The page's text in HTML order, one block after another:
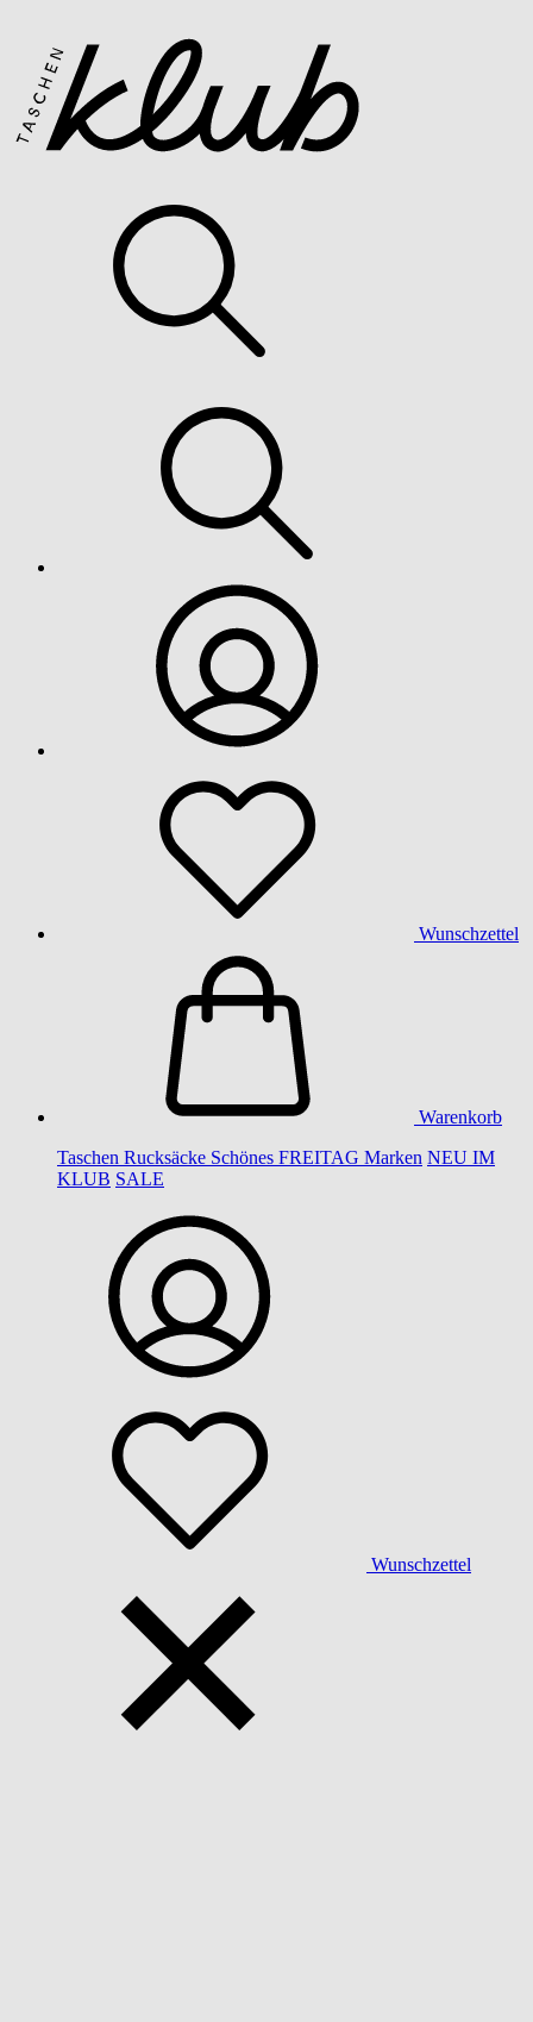
Wunschzettel
Warenkorb
Taschen Rucksäcke Schönes FREITAG Marken NEU IM
KLUB SALE
Wunschzettel